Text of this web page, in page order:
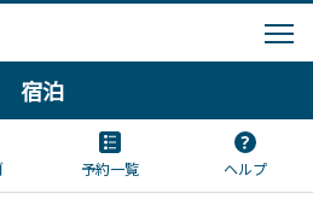
宿泊
予約一覧 ヘルプ